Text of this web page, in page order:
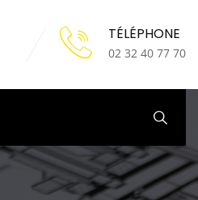
TÉLÉPHONE
02 32 40 77 70